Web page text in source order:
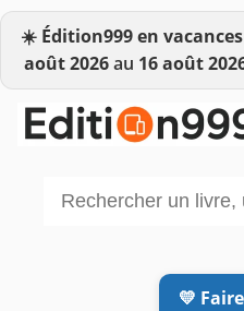
☀️ Édition999 en
août 2026au 16 août
💛